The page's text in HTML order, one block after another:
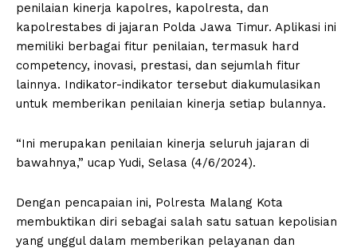
penilaian kinerja kapolres, kapolresta, dan
kapolrestabes di jajaran Polda Jawa Timur. Aplikasi ini
memiliki berbagai fitur penilaian, termasuk hard
competency, inovasi, prestasi, dan sejumlah fitur
lainnya. Indikator-indikator tersebut diakumulasikan
untuk memberikan penilaian kinerja setiap bulannya.
“Ini merupakan penilaian kinerja seluruh jajaran di
bawahnya,” ucap Yudi, Selasa (4/6/2024).
Dengan pencapaian ini, Polresta Malang Kota
membuktikan diri sebagai salah satu satuan kepolisian
yang unggul dalam memberikan pelayanan dan